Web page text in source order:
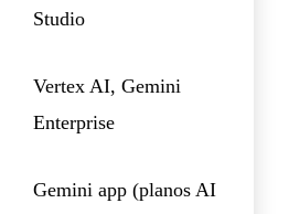
Studio
Vertex AI, Gemini
Enterprise
Gemini app (planos AI